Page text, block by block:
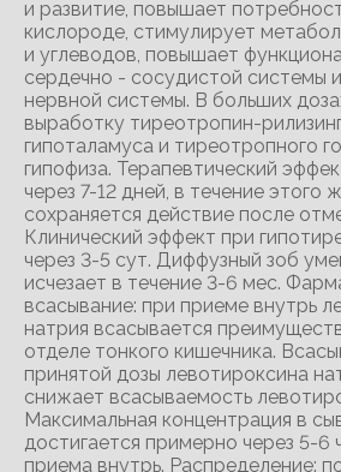
и развитие, повышает
кислороде, стимулирует
и углеводов, повышает
сердечно - сосудистой системы
нервной системы. В больших
выработку тиреотропин-
гипоталамуса и тиреотропного
гипофиза. Терапевтический
через 7-12 дней, в течение этого
сохраняется действие после
Клинический эффект при
через 3-5 сут. Диффузный зоб
исчезает в течение 3-6 мес.
всасывание: при приеме внутрь
натрия всасывается
отделе тонкого кишечника.
принятой дозы левотироксина
снижает всасываемость
Максимальная концентрация в
достигается примерно через 5-6
приема внутрь. Распределение: